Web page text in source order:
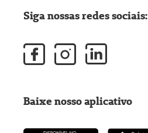
Siga nossas redes sociais:
Baixe nosso aplicativo